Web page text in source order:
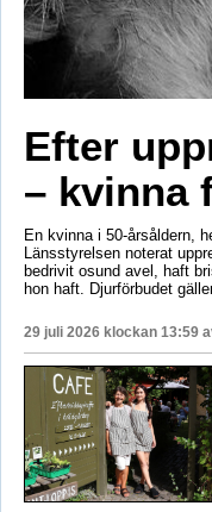
Efter
– kvinna
En kvinna i 50-årsåldern,
Länsstyrelsen noterat
bedrivit osund avel, haft
hon haft. Djurförbudet
29 juli 2026 klockan 13:59